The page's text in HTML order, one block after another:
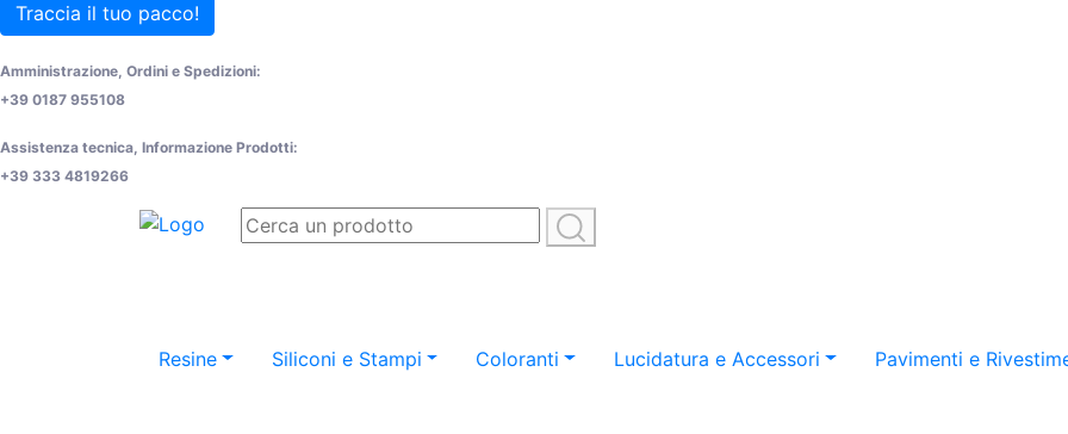
Traccia il tuo pacco!
Amministrazione, Ordini e Spedizioni:
+39 0187 955108
Assistenza tecnica, Informazione Prodotti:
+39 333 4819266
Resine Siliconi e Stampi Coloranti Lucidatura e Accessori Pavimenti e